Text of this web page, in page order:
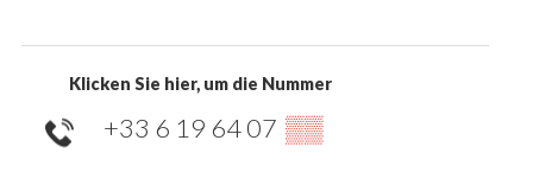
Klicken Sie hier, um die Nummer
+33 6 19 64 07 ▒▒